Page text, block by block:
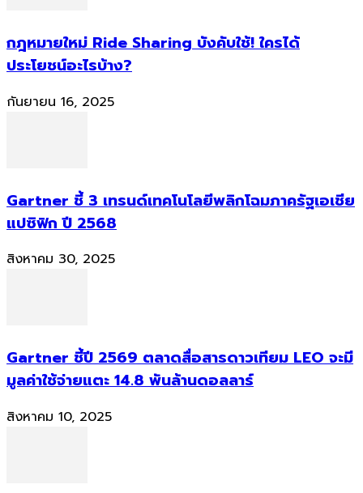
กฎหมายใหม่ Ride Sharing บังคับใช้! ใครได้
ประโยชน์อะไรบ้าง?
กันยายน 16, 2025
Gartner ชี้ 3 เทรนด์เทคโนโลยีพลิกโฉมภาครัฐเอเชีย
แปซิฟิก ปี 2568
สิงหาคม 30, 2025
Gartner ชี้ปี 2569 ตลาดสื่อสารดาวเทียม LEO จะมี
มูลค่าใช้จ่ายแตะ 14.8 พันล้านดอลลาร์
สิงหาคม 10, 2025